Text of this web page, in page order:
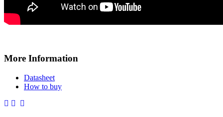
More Information
Datasheet
How to buy